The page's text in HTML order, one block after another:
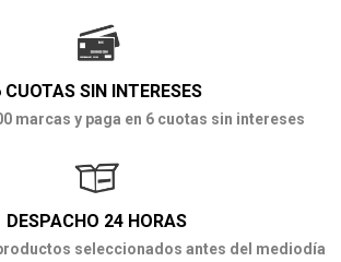
CUOTAS SIN INTERESES
marcas y paga en 6 cuotas sin intereses
DESPACHO 24 HORAS
seleccionados antes del mediodía